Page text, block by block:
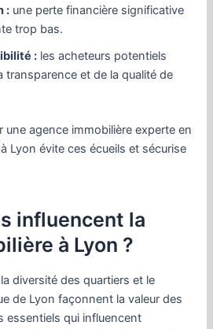
: une perte financière significative
trop bas.
: les acheteurs potentiels
transparence et de la qualité de
une agence immobilière experte en
Lyon évite ces écueils et sécurise
influencent la
à Lyon ?
diversité des quartiers et le
de Lyon façonnent la valeur des
essentiels qui influencent